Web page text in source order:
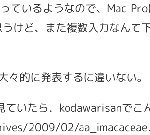
ているようなので、Mac
けど、また複数入力なんて
的に発表するに違いない。
いたら、kodawarisanでこ
2009/02/